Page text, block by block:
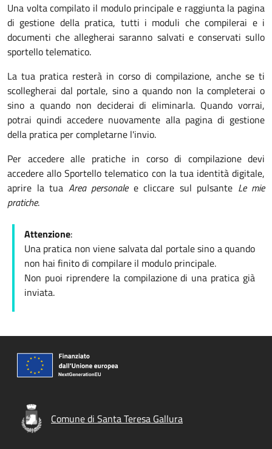
Una volta compilato il modulo principale e raggiunta la pagina
di gestione della pratica, tutti i moduli che compilerai e i
documenti che allegherai saranno salvati e conservati sullo
sportello telematico.
La tua pratica resterà in corso di compilazione, anche se ti
scollegherai dal portale, sino a quando non la completerai o
sino a quando non deciderai di eliminarla. Quando vorrai,
potrai quindi accedere nuovamente alla pagina di gestione
della pratica per completarne l'invio.
Per accedere alle pratiche in corso di compilazione devi
accedere allo Sportello telematico con la tua identità digitale,
aprire la tua Area personalee cliccare sul pulsante Le mie
pratiche.
Attenzione:
Una pratica non viene salvata dal portale sino a quando
non hai finito di compilare il modulo principale.
Non puoi riprendere la compilazione di una pratica già
inviata.
Comune di Santa Teresa Gallura